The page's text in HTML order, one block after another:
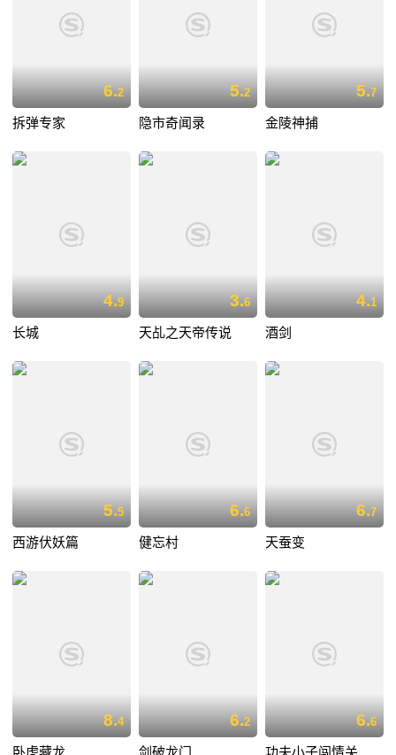
6.2
拆弹专家
5.2
隐市奇闻录
5.7
金陵神捕
4.9
长城
3.6
天乩之天帝传说
4.1
酒剑
5.5
西游伏妖篇
6.6
健忘村
6.7
天蚕变
8.4 6.2 6.6